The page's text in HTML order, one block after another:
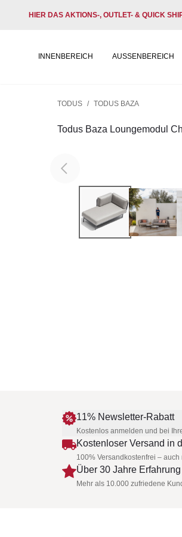
HIER DAS AKTIONS-, OUTLET- & QUICK
INNENBEREICH AUSSENBEREICH
TODUS / TODUS BAZA
Todus Baza Loungemodul
11% Newsletter-Rabatt
Kostenlos anmelden und bei
Kostenloser Versand in
100% Versandkostenfrei –
Über 30 Jahre Erfahrung
Mehr als 10.000 zufriedene